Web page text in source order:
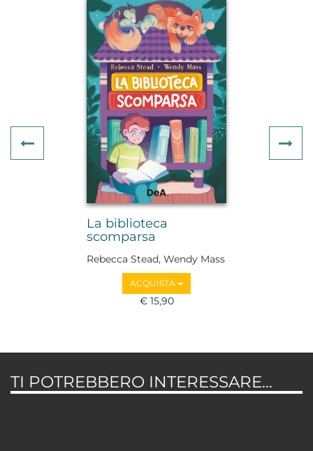
La biblioteca
scomparsa
Rebecca Stead, Wendy Mass
ACQUISTA
€ 15,90
Previous
TI POTREBBERO INTERESSARE...